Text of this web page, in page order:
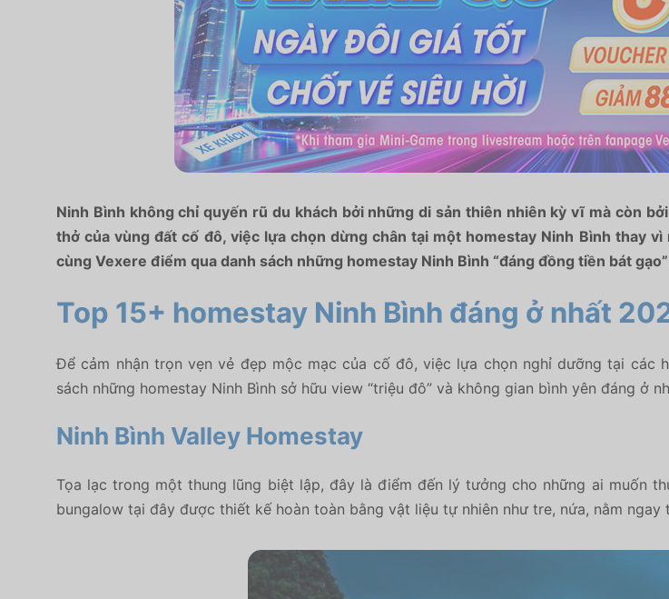
Ninh Bình không chỉ quyến rũ du khách bởi những di sản thiên nhiên kỳ vĩ mà còn
thở của vùng đất cố đô, việc lựa chọn dừng chân tại một homestay Ninh Bình thay
cùng Vexere điểm qua danh sách những homestay Ninh Bình “đáng đồng tiền bát
Top 15+ homestay Ninh Bình đáng ở nhất
Để cảm nhận trọn vẹn vẻ đẹp mộc mạc của cố đô, việc lựa chọn nghỉ dưỡng tại các
sách những homestay Ninh Bình sở hữu view “triệu đô” và không gian bình yên đáng ở
Ninh Bình Valley Homestay
Tọa lạc trong một thung lũng biệt lập, đây là điểm đến lý tưởng cho những ai muốn
bungalow tại đây được thiết kế hoàn toàn bằng vật liệu tự nhiên như tre, nứa, nằm